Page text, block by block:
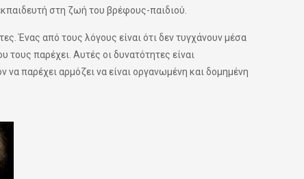
στη ζωή του βρέφους-παιδιού.
Ένας από τους λόγους είναι ότι δεν τυγχάνουν μέσα
τους παρέχει. Αυτές οι δυνατότητες είναι
να παρέχει αρμόζει να είναι οργανωμένη και δομημένη